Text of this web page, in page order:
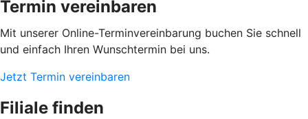
Termin vereinbaren
Mit unserer Online-Terminvereinbarung buchen Sie schnell
und einfach Ihren Wunschtermin bei uns.
Jetzt Termin vereinbaren
Filiale finden